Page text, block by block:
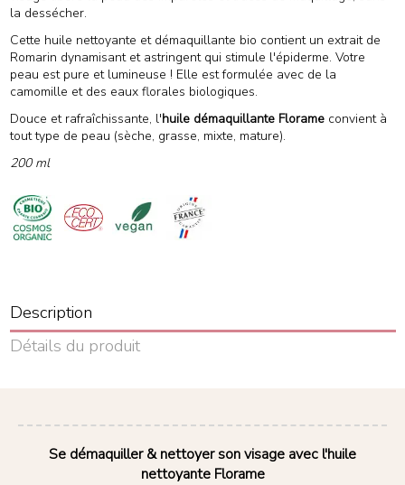
la dessécher.
Cette huile nettoyante et démaquillante bio contient un extrait de
Romarin dynamisant et astringent qui stimule l'épiderme. Votre
peau est pure et lumineuse ! Elle est formulée avec de la
camomille et des eaux florales biologiques.
Douce et rafraîchissante, l'huile démaquillante Florameconvient à
tout type de peau (sèche, grasse, mixte, mature).
200 ml
Description
Détails du produit
Se démaquiller & nettoyer son visage avec l'huile
nettoyante Florame